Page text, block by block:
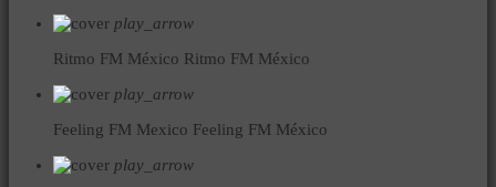
play_arrow
Ritmo FM México Ritmo FM México
play_arrow
Feeling FM Mexico Feeling FM México
play_arrow